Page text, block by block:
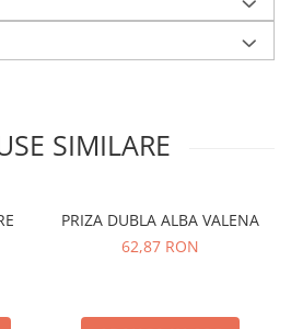
monofazate in tablouri de
determinare rapida la suprasarcina,
spre pamant, ideala pentru
SIMILARE
PRIZA DUBLA ALBA VALENA
62,87 RON